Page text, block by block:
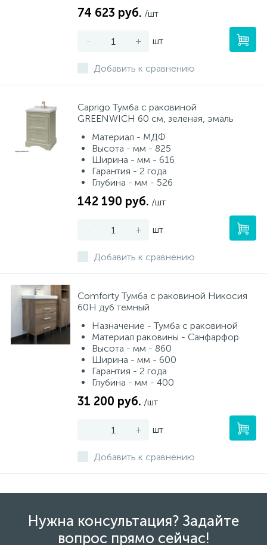
74 623 руб. /шт
- + шт
Добавить к сравнению
Caprigo Тумба с раковиной
GREENWICH 60 см, зеленая, эмаль
Материал - МДФ
Высота - мм - 825
Ширина - мм - 616
Гарантия - 2 года
Глубина - мм - 526
142 190 руб. /шт
- + шт
Добавить к сравнению
Сomforty Тумба с раковиной Никосия
60Н дуб темный
Назначение - Тумба с раковиной
Материал раковины - Санфарфор
Высота - мм - 860
Ширина - мм - 600
Гарантия - 2 года
Глубина - мм - 400
31 200 руб. /шт
- + шт
Добавить к сравнению
Нужна консультация? Задайте
вопрос прямо сейчас!